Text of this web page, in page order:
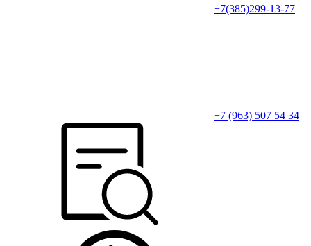
+7(385)299-13-77
+7 (963) 507 54 34